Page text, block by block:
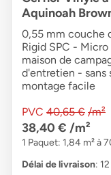
Aquinoah
0,55 mm couche
Rigid SPC -
maison de
d'entretien - sans
montage facile
PVC 40,65 € /m²
38,40 € /m²
1 Paquet: 1,84 m² à
Délai de livraison: